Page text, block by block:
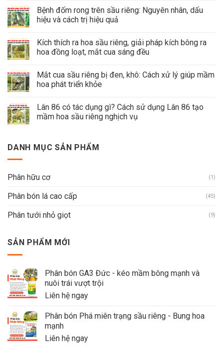
Bệnh đốm rong trên sầu riêng: Nguyên nhân, dấu
hiệu và cách trị hiệu quả
Kích thích ra hoa sầu riêng, giải pháp kích bông ra
hoa đồng loạt, mắt cua sáng đều
Mắt cua sầu riêng bị đen, khô: Cách xử lý giúp mầm
hoa phát triển khỏe
Lân 86 có tác dụng gì? Cách sử dụng Lân 86 tạo
mầm hoa sầu riêng nghịch vụ
DANH MỤC SẢN PHẨM
Phân hữu cơ (1)
Phân bón lá cao cấp (45)
Phân tưới nhỏ giọt (9)
SẢN PHẨM MỚI
Phân bón GA3 Đức - kéo mầm bông mạnh và
nuôi trái vượt trội
Liên hệ ngay
Phân bón Phá miên trạng sầu riêng - Bung hoa
mạnh
Liên hệ ngay